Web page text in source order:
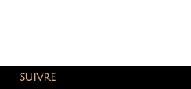
SUIVRE